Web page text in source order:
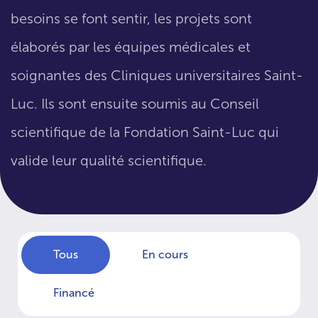
besoins se font sentir, les projets sont
élaborés par les équipes médicales et
soignantes des Cliniques universitaires Saint-
Luc. Ils sont ensuite soumis au Conseil
scientifique de la Fondation Saint-Luc qui
valide leur qualité scientifique.
Tous En cours
Financé